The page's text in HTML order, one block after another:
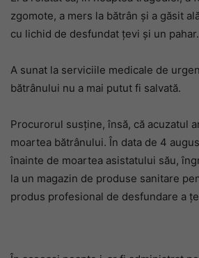
zgomote, a mers la bătrân și a găsit
cu lichid de desfundat țevi și un pahar.
A sunat la serviciile medicale de
bătrânului nu a mai putut fi salvată.
Procurorul susține, însă, că acuzatul
moartea bătrânului. În data de 4
înainte de moartea asistatului său,
la un magazin de produse sanitare
produs profesional de desfundare a